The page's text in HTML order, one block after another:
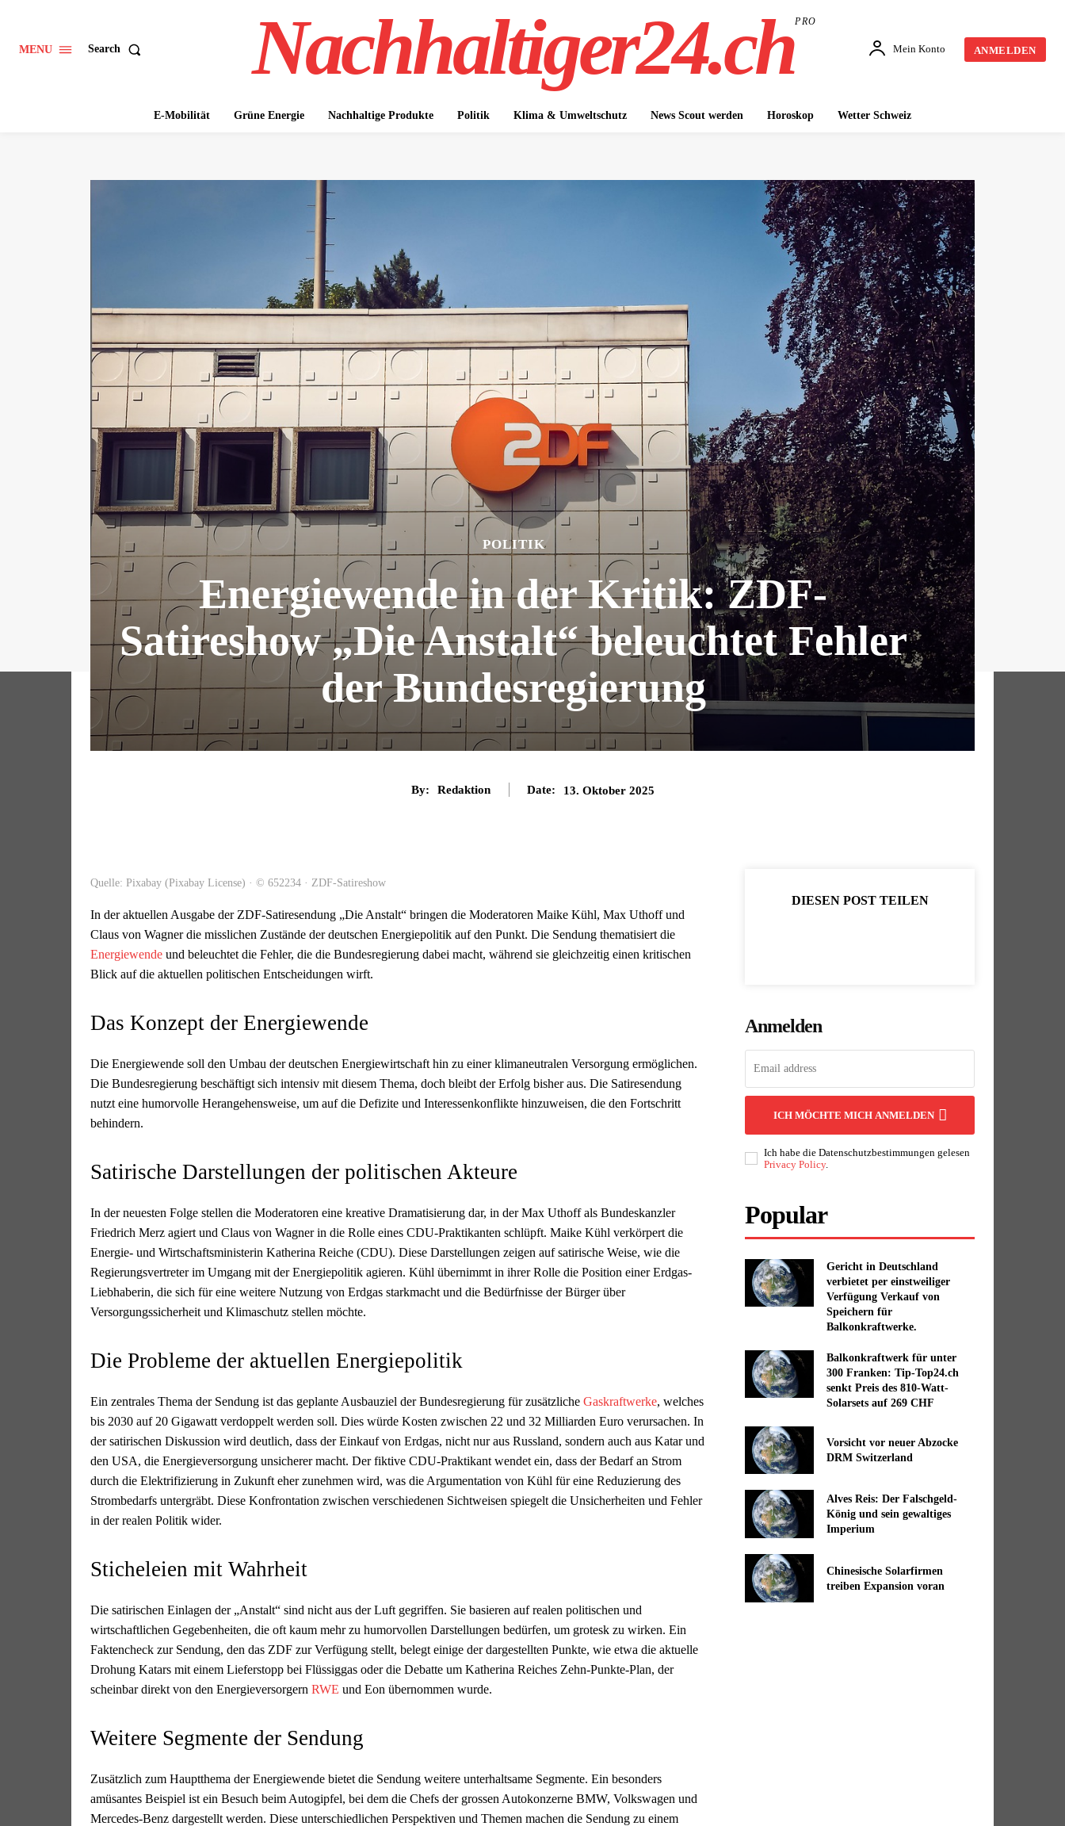
MENU Search Nachhaltiger24.chPRO
Mein Konto ANMELDEN
E-Mobilität Grüne Energie Nachhaltige Produkte Politik Klima & Umweltschutz News Scout werden Horoskop Wetter Schweiz
POLITIK
Energiewende in der Kritik: ZDF-
Satireshow „Die Anstalt“ beleuchtet Fehler
der Bundesregierung
By: Redaktion Date: 13. Oktober 2025
Quelle: Pixabay (Pixabay License) · © 652234 · ZDF-Satireshow
In der aktuellen Ausgabe der ZDF-Satiresendung „Die Anstalt“ bringen die Moderatoren Maike Kühl, Max Uthoff und
Claus von Wagner die misslichen Zustände der deutschen Energiepolitik auf den Punkt. Die Sendung thematisiert die
Energiewende und beleuchtet die Fehler, die die Bundesregierung dabei macht, während sie gleichzeitig einen kritischen
Blick auf die aktuellen politischen Entscheidungen wirft.
Das Konzept der Energiewende
Die Energiewende soll den Umbau der deutschen Energiewirtschaft hin zu einer klimaneutralen Versorgung ermöglichen.
Die Bundesregierung beschäftigt sich intensiv mit diesem Thema, doch bleibt der Erfolg bisher aus. Die Satiresendung
nutzt eine humorvolle Herangehensweise, um auf die Defizite und Interessenkonflikte hinzuweisen, die den Fortschritt
behindern.
Satirische Darstellungen der politischen Akteure
In der neuesten Folge stellen die Moderatoren eine kreative Dramatisierung dar, in der Max Uthoff als Bundeskanzler
Friedrich Merz agiert und Claus von Wagner in die Rolle eines CDU-Praktikanten schlüpft. Maike Kühl verkörpert die
Energie- und Wirtschaftsministerin Katherina Reiche (CDU). Diese Darstellungen zeigen auf satirische Weise, wie die
Regierungsvertreter im Umgang mit der Energiepolitik agieren. Kühl übernimmt in ihrer Rolle die Position einer Erdgas-
Liebhaberin, die sich für eine weitere Nutzung von Erdgas starkmacht und die Bedürfnisse der Bürger über
Versorgungssicherheit und Klimaschutz stellen möchte.
Die Probleme der aktuellen Energiepolitik
Ein zentrales Thema der Sendung ist das geplante Ausbauziel der Bundesregierung für zusätzliche Gaskraftwerke, welches
bis 2030 auf 20 Gigawatt verdoppelt werden soll. Dies würde Kosten zwischen 22 und 32 Milliarden Euro verursachen. In
der satirischen Diskussion wird deutlich, dass der Einkauf von Erdgas, nicht nur aus Russland, sondern auch aus Katar und
den USA, die Energieversorgung unsicherer macht. Der fiktive CDU-Praktikant wendet ein, dass der Bedarf an Strom
durch die Elektrifizierung in Zukunft eher zunehmen wird, was die Argumentation von Kühl für eine Reduzierung des
Strombedarfs untergräbt. Diese Konfrontation zwischen verschiedenen Sichtweisen spiegelt die Unsicherheiten und Fehler
in der realen Politik wider.
Sticheleien mit Wahrheit
Die satirischen Einlagen der „Anstalt“ sind nicht aus der Luft gegriffen. Sie basieren auf realen politischen und
wirtschaftlichen Gegebenheiten, die oft kaum mehr zu humorvollen Darstellungen bedürfen, um grotesk zu wirken. Ein
Faktencheck zur Sendung, den das ZDF zur Verfügung stellt, belegt einige der dargestellten Punkte, wie etwa die aktuelle
Drohung Katars mit einem Lieferstopp bei Flüssiggas oder die Debatte um Katherina Reiches Zehn-Punkte-Plan, der
scheinbar direkt von den Energieversorgern RWE und Eon übernommen wurde.
Weitere Segmente der Sendung
Zusätzlich zum Hauptthema der Energiewende bietet die Sendung weitere unterhaltsame Segmente. Ein besonders
amüsantes Beispiel ist ein Besuch beim Autogipfel, bei dem die Chefs der grossen Autokonzerne BMW, Volkswagen und
Mercedes-Benz dargestellt werden. Diese unterschiedlichen Perspektiven und Themen machen die Sendung zu einem
DIESEN POST TEILEN
Anmelden
ICH MÖCHTE MICH ANMELDEN
Ich habe die Datenschutzbestimmungen gelesen
Privacy Policy.
Popular
Gericht in Deutschland
verbietet per einstweiliger
Verfügung Verkauf von
Speichern für
Balkonkraftwerke.
Balkonkraftwerk für unter
300 Franken: Tip-Top24.ch
senkt Preis des 810-Watt-
Solarsets auf 269 CHF
Vorsicht vor neuer Abzocke
DRM Switzerland
Alves Reis: Der Falschgeld-
König und sein gewaltiges
Imperium
Chinesische Solarfirmen
treiben Expansion voran